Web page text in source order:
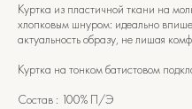
Куртка из пластичной ткани на
хлопковым шнуром: идеально
актуальность образу, не лишая
Куртка на тонком батистовом
Состав : 100% П/Э